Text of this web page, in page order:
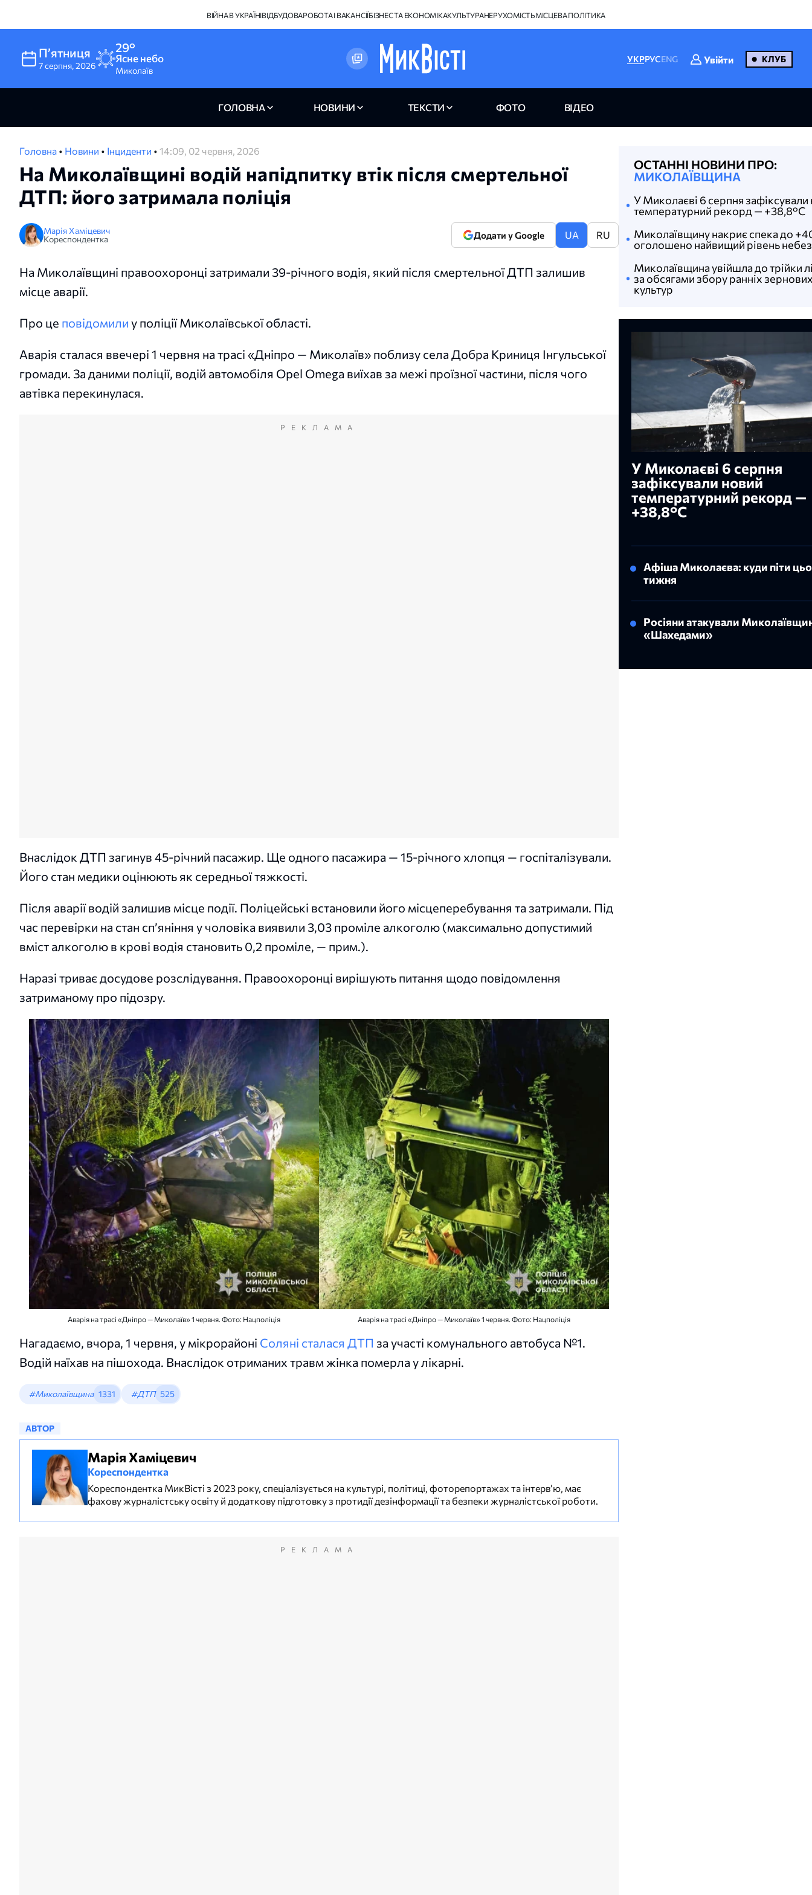
ВІЙНА В УКРАЇНІВІДБУДОВАРОБОТА І ВАКАНСІЇБІЗНЕС ТА ЕКОНОМІКАКУЛЬТУРАНЕРУХОМІСТЬМІСЦЕВА ПОЛІТИКА
Пʼятниця
7серпня,2026
29°
Ясне небо
Миколаїв
УКРРУСENG Увійти КЛУБ
ГОЛОВНА НОВИНИ ТЕКСТИ ФОТО ВІДЕО
Головна • Новини • Інциденти • 14:09, 02 червня, 2026
На Миколаївщині водій напідпитку втік після смертельної
ДТП: його затримала поліція
Марія Хаміцевич
Кореспондентка
Додати у Google UA RU
На Миколаївщині правоохоронці затримали 39-річного водія, який після смертельної ДТП залишив
місце аварії.
Про це повідомили у поліції Миколаївської області.
Аварія сталася ввечері 1 червня на трасі «Дніпро — Миколаїв» поблизу села Добра Криниця Інгульської
громади. За даними поліції, водій автомобіля Opel Omega виїхав за межі проїзної частини, після чого
автівка перекинулася.
РЕКЛАМА
Внаслідок ДТП загинув 45-річний пасажир. Ще одного пасажира — 15-річного хлопця — госпіталізували.
Його стан медики оцінюють як середньої тяжкості.
Після аварії водій залишив місце події. Поліцейські встановили його місцеперебування та затримали. Під
час перевірки на стан сп’яніння у чоловіка виявили 3,03 проміле алкоголю (максимально допустимий
вміст алкоголю в крові водія становить 0,2 проміле, — прим.).
Наразі триває досудове розслідування. Правоохоронці вирішують питання щодо повідомлення
затриманому про підозру.
Аварія на трасі «Дніпро — Миколаїв» 1 червня. Фото: Нацполіція Аварія на трасі «Дніпро — Миколаїв» 1 червня. Фото: Нацполіція
Нагадаємо, вчора, 1 червня, у мікрорайоні Соляні сталася ДТП за участі комунального автобуса №1.
Водій наїхав на пішохода. Внаслідок отриманих травм жінка померла у лікарні.
#Миколаївщина 1331 #ДТП 525
АВТОР
Марія Хаміцевич
Кореспондентка
Кореспондентка МикВісті з 2023 року, спеціалізується на культурі, політиці, фоторепортажах та інтерв’ю, має
фахову журналістську освіту й додаткову підготовку з протидії дезінформації та безпеки журналістської роботи.
РЕКЛАМА
ОСТАННІ НОВИНИ ПРО:
МИКОЛАЇВЩИНА
У Миколаєві 6 серпня зафіксували
температурний рекорд — +38,8°С
Миколаївщину накриє спека до
оголошено найвищий рівень
Миколаївщина увійшла до трійки
за обсягами збору ранніх
культур
У Миколаєві 6 серпня
зафіксували новий
температурний рекорд —
+38,8°С
Афіша Миколаєва: куди піти
тижня
Росіяни атакували
«Шахедами»